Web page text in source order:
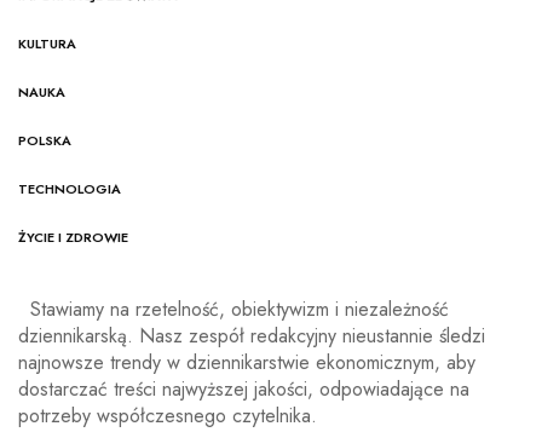
KULTURA
NAUKA
POLSKA
TECHNOLOGIA
ŻYCIE I ZDROWIE
Stawiamy na rzetelność, obiektywizm i niezależność
dziennikarską. Nasz zespół redakcyjny nieustannie śledzi
najnowsze trendy w dziennikarstwie ekonomicznym, aby
dostarczać treści najwyższej jakości, odpowiadające na
potrzeby współczesnego czytelnika.